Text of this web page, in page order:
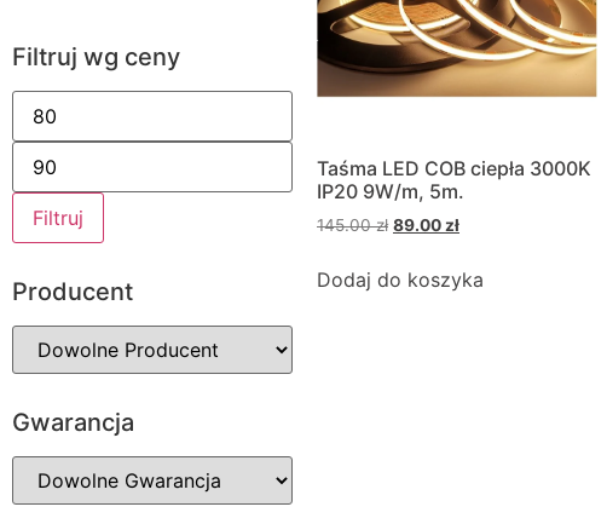
Filtruj wg ceny
Filtruj
Producent
Gwarancja
Taśma LED COB ciepła 3000K
IP20 9W/m, 5m.
145.00zł 89.00 zł
Dodaj do koszyka